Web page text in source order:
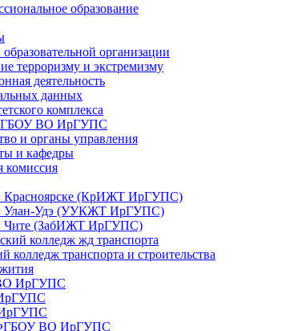
образование
организации
терроризму и экстремизму
деятельность
данных
комплекса
ВО ИрГУПС
и органы управления
и кафедры
комиссия
Красноярске (КрИЖТ ИрГУПС)
Улан-Удэ (УУКЖТ ИрГУПС)
Чите (ЗабИЖТ ИрГУПС)
колледж жд транспорта
колледж транспорта и строительства
ИрГУПС
ВО ИрГУПС